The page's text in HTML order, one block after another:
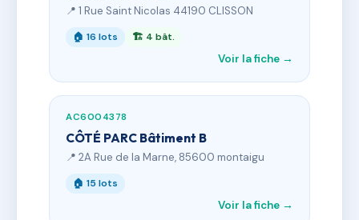
📍 1 Rue Saint Nicolas 44190 CLISSON
🏠 16 lots 🏗 4 bât.
Voir la fiche →
AC6004378
CÔTÉ PARC Bâtiment B
📍 2A Rue de la Marne, 85600 montaigu
🏠 15 lots
Voir la fiche →